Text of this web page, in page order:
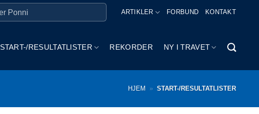
ARTIKLER FORBUND KONTAKT
START-/RESULTATLISTER REKORDER NY I TRAVET
HJEM » START-/RESULTATLISTER